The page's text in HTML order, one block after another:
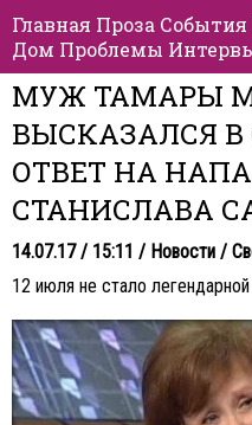
Главная Проза События
Дом Проблемы
МУЖ ТАМАРЫ
ВЫСКАЗАЛСЯ
ОТВЕТ НА
СТАНИСЛАВА
14.07.17 / 15:11 / Новости /
12 июля не стало